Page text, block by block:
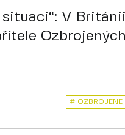
V
# OZBROJENÉ